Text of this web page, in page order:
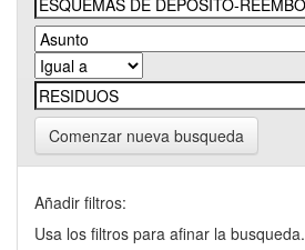
Comenzar nueva busqueda
Añadir filtros:
Usa los filtros para afinar la busqueda.